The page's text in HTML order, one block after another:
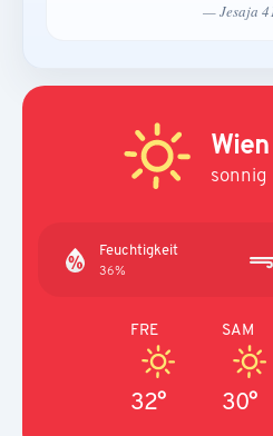
— Jesaja
Wien
sonnig
Feuchtigkeit
36%
FRE
32°
SAM
30°